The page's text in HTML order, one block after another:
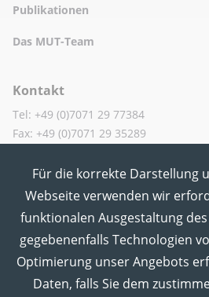
Publikationen
Das MUT-Team
Kontakt
Tel: +49 (0)7071 29 77384
Fax: +49 (0)7071 29 35289
MUT in den Sozialen Medien
Für die korrekte Darstellung
Webseite verwenden wir
funktionalen Ausgestaltung
gegebenenfalls Technologien
Optimierung unser Angebots
Daten, falls Sie dem